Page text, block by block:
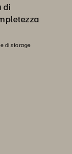
di
di storage